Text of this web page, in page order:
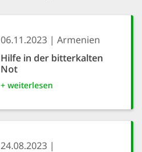
06.11.2023
Armenien
Hilfe in der bitterkalten
Not
+ weiterlesen
24.08.2023